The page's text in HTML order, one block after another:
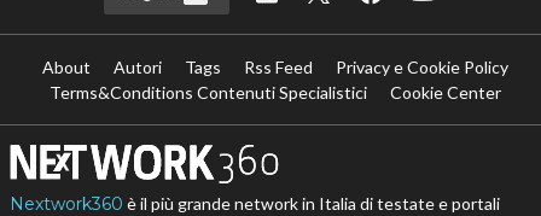
About Autori Tags Rss Feed
Privacy e Cookie Policy
Terms&Conditions Contenuti Specialistici
Cookie Center
Nextwork360 è il più grande network in Italia di testate e portali